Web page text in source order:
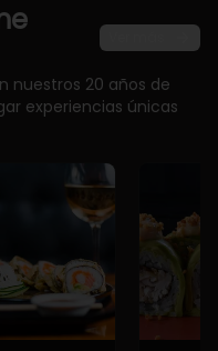
nuestros 20 años de
experiencias únicas